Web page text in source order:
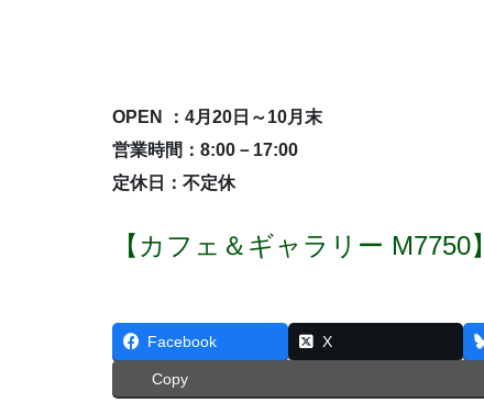
OPEN ：4月20日～10月末
営業時間：8:00－17:00
定休日：不定休
【カフェ＆ギャラリー M7750】
Facebook X
Copy